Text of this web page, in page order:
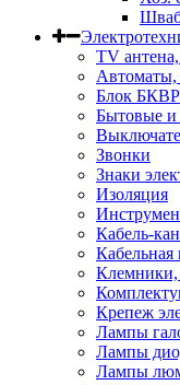
TV
Блок БКВР
Бытовые
Звонки
Знаки
Изоляция
Кабель-
Кабельная
Клемники,
Крепеж
Лампы
Лампы
Лампы